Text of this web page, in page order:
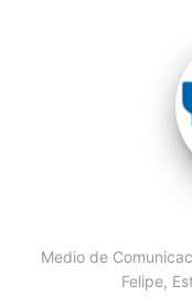
Medio de
Felipe,